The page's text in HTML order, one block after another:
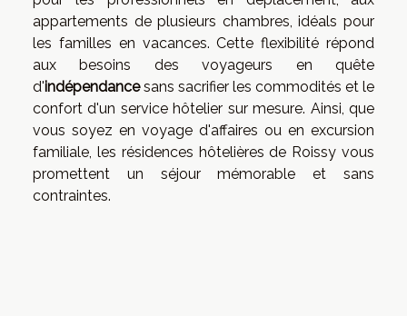
appartements de plusieurs chambres, idéals pour
les familles en vacances. Cette flexibilité répond
aux besoins des voyageurs en quête
d'indépendancesans sacrifier les commodités et le
confort d'un service hôtelier sur mesure. Ainsi, que
vous soyez en voyage d'affaires ou en excursion
familiale, les résidences hôtelières de Roissy vous
promettent un séjour mémorable et sans
contraintes.